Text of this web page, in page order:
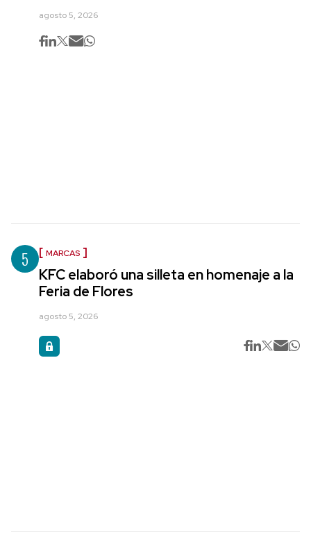
agosto 5, 2026
5 MARCAS
KFC elaboró una silleta en homenaje a la
Feria de Flores
agosto 5, 2026